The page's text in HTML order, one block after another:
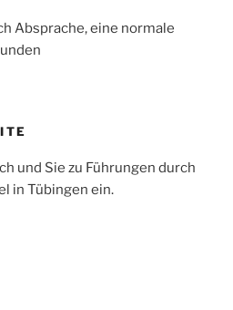
Absprache, eine normale
und Sie zu Führungen durch
in Tübingen ein.